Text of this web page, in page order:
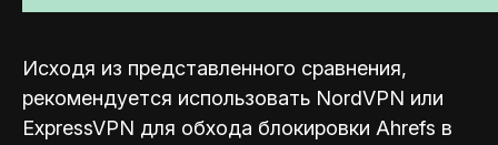
Исходя из представленного сравнения,
рекомендуется использовать NordVPN или
ExpressVPN для обхода блокировки Ahrefs в